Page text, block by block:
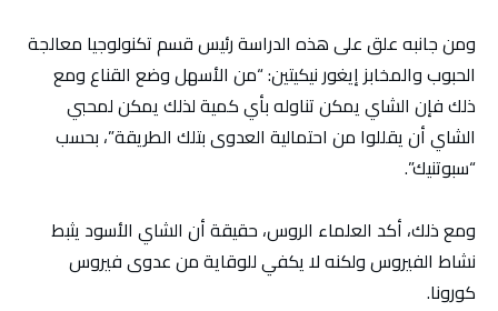
ومن جانبه علق على هذه الدراسة رئيس قسم تكنولوجيا معالجة
الحبوب والمخابز إيغور نيكيتين: “من الأسهل وضع القناع ومع
ذلك فإن الشاي يمكن تناوله بأي كمية لذلك يمكن لمحبي
الشاي أن يقللوا من احتمالية العدوى بتلك الطريقة”، بحسب
“سبوتنيك”.
ومع ذلك، أكد العلماء الروس، حقيقة أن الشاي الأسود يثبط
نشاط الفيروس ولكنه لا يكفي للوقاية من عدوى فيروس
كورونا.